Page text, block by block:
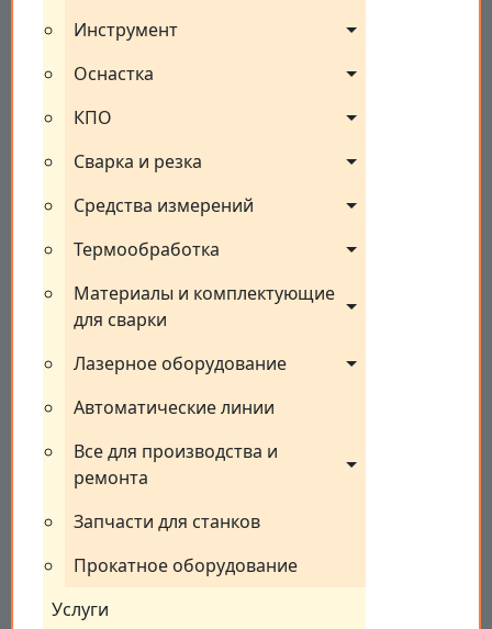
Инструмент
Оснастка
КПО
Сварка и резка
Средства измерений
Термообработка
Материалы и комплектующие
для сварки
Лазерное оборудование
Автоматические линии
Все для производства и
ремонта
Запчасти для станков
Прокатное оборудование
Услуги